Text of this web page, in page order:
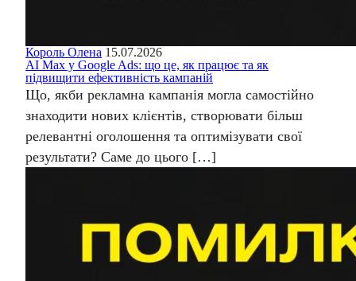
Король Олена 15.07.2026
AI Max у Google Ads: що це, як працює та як
підвищити ефективність кампаній
Що, якби рекламна кампанія могла самостійно
знаходити нових клієнтів, створювати більш
релевантні оголошення та оптимізувати свої
результати? Саме до цього […]